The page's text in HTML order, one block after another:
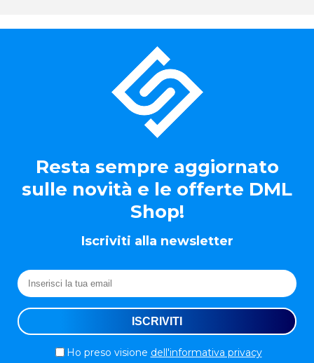
Resta sempre aggiornato
sulle novità e le offerte DML
Shop!
Iscriviti alla newsletter
Ho preso visione dell'informativa privacy